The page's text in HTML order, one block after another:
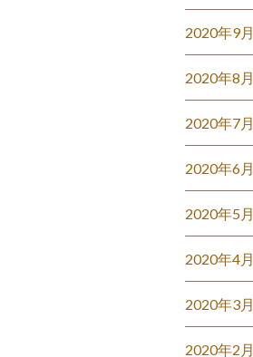
2020年9月
2020年8月
2020年7月
2020年6月
2020年5月
2020年4月
2020年3月
2020年2月